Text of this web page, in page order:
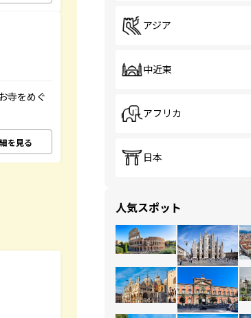
寺をめぐ
を見る
アジア
中近東
アフリカ
日本
人気スポット